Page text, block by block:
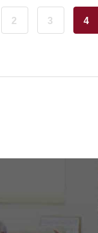
2 3 4